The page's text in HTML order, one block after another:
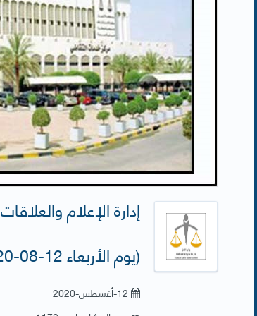
إدارة الإعلام
(يوم الأربعاء 12-08-2020)
12-أغسطس-2020